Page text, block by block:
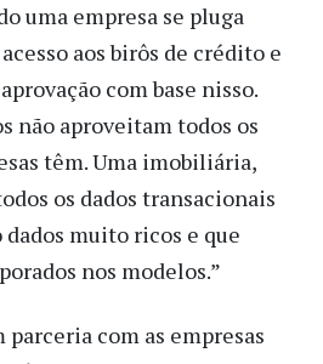
uma empresa se pluga
aos birôs de crédito e
com base nisso.
não aproveitam todos os
têm. Uma imobiliária,
os dados transacionais
dados muito ricos e que
nos modelos.”
parceria com as empresas